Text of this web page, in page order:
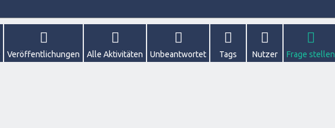
Veröffentlichungen Alle Aktivitäten Unbeantwortet Tags Nutzer Frage stellen